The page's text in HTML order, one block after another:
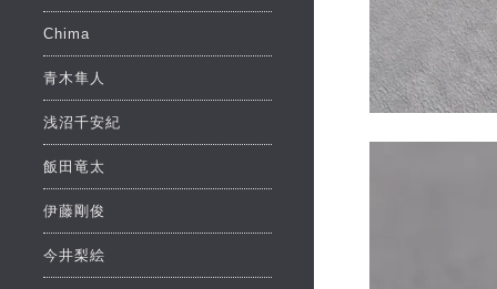
Chima
青木隼人
浅沼千安紀
飯田竜太
伊藤剛俊
今井梨絵